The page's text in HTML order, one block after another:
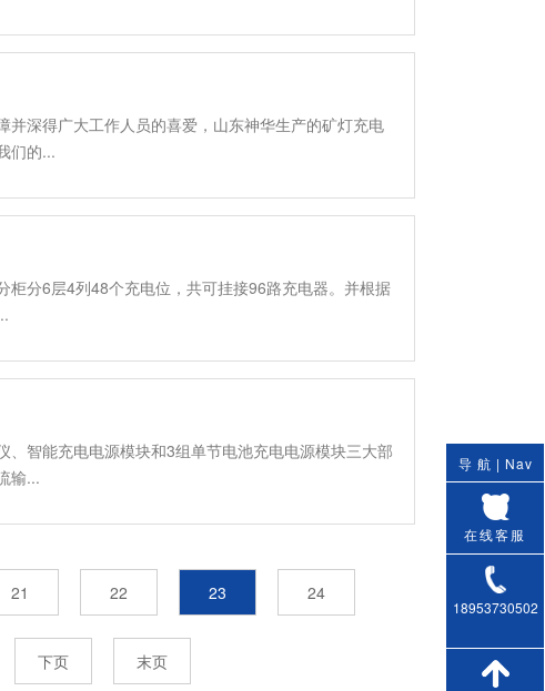
深得广大工作人员的喜爱，山东神华生产的矿灯充电
们的...
分6层4列48个充电位，共可挂接96路充电器。并根据
智能充电电源模块和3组单节电池充电电源模块三大部
输...
21 22 23 24
下页 末页
导 航 | Nav
在线客服
18953730502